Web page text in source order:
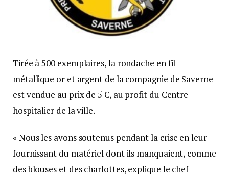
Tirée à 500 exemplaires, la rondache en fil
métallique or et argent de la compagnie de Saverne
est vendue au prix de 5 €, au profit du Centre
hospitalier de la ville.
« Nous les avons soutenus pendant la crise en leur
fournissant du matériel dont ils manquaient, comme
des blouses et des charlottes, explique le chef